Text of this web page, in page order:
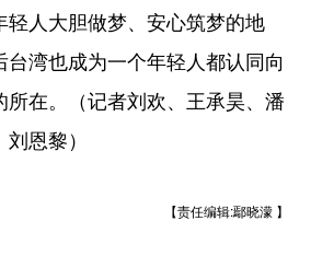
轻人大胆做梦、安心筑梦的地
湾也成为一个年轻人都认同向
在。（记者刘欢、王承昊、潘
恩黎）
【责任编辑:鄢晓濛 】